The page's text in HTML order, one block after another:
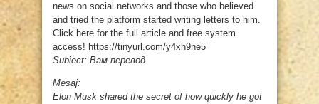
news on social networks and those who believed
and tried the platform started writing letters to him.
Click here for the full article and free system
access! https://tinyurl.com/y4xh9ne5
Subiect: Вам перевод
Mesaj:
Elon Musk shared the secret of how quickly he got